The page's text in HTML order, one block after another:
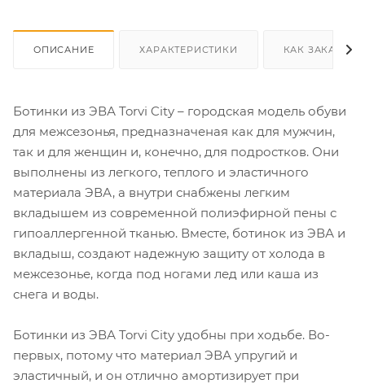
ОПИСАНИЕ ХАРАКТЕРИСТИКИ КАК ЗАКАЗАТЬ
Ботинки из ЭВА Torvi City – городская модель обуви
для межсезонья, предназначеная как для мужчин,
так и для женщин и, конечно, для подростков. Они
выполнены из легкого, теплого и эластичного
материала ЭВА, а внутри снабжены легким
вкладышем из современной полиэфирной пены с
гипоаллергенной тканью. Вместе, ботинок из ЭВА и
вкладыш, создают надежную защиту от холода в
межсезонье, когда под ногами лед или каша из
снега и воды.
Ботинки из ЭВА Torvi City удобны при ходьбе. Во-
первых, потому что материал ЭВА упругий и
эластичный, и он отлично амортизирует при